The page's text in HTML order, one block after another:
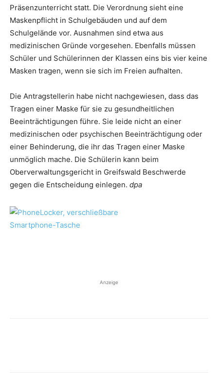
Präsenzunterricht statt. Die Verordnung sieht eine
Maskenpflicht in Schulgebäuden und auf dem
Schulgelände vor. Ausnahmen sind etwa aus
medizinischen Gründe vorgesehen. Ebenfalls müssen
Schüler und Schülerinnen der Klassen eins bis vier keine
Masken tragen, wenn sie sich im Freien aufhalten.
Die Antragstellerin habe nicht nachgewiesen, dass das
Tragen einer Maske für sie zu gesundheitlichen
Beeinträchtigungen führe. Sie leide nicht an einer
medizinischen oder psychischen Beeinträchtigung oder
einer Behinderung, die ihr das Tragen einer Maske
unmöglich mache. Die Schülerin kann beim
Oberverwaltungsgericht in Greifswald Beschwerde
gegen die Entscheidung einlegen. dpa
Anzeige